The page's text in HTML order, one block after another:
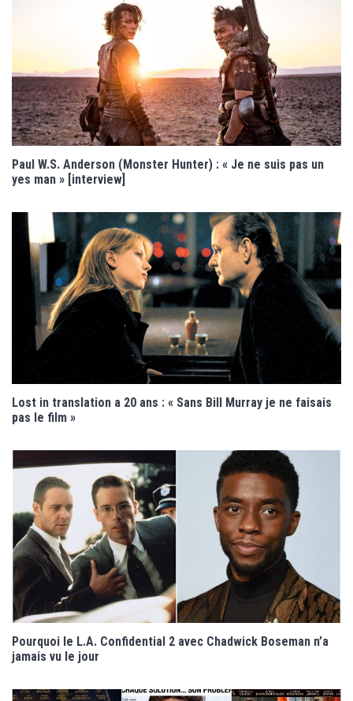
Paul W.S. Anderson (Monster Hunter) : « Je ne suis pas un
yes man » [interview]
Lost in translation a 20 ans : « Sans Bill Murray je ne faisais
pas le film »
Pourquoi le L.A. Confidential 2 avec Chadwick Boseman n’a
jamais vu le jour